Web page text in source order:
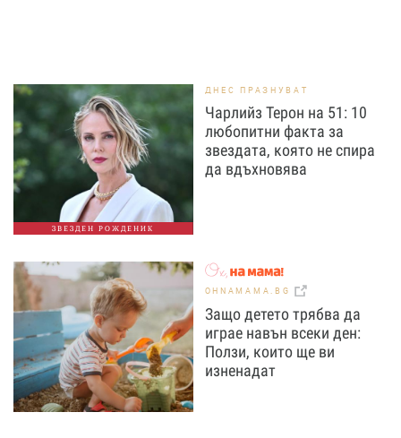
ЗВЕЗДЕН РОЖДЕНИК
ДНЕС ПРАЗНУВАТ
Чарлийз Терон на 51: 10
любопитни факта за
звездата, която не спира
да вдъхновява
OHNAMAMA.BG
Защо детето трябва да
играе навън всеки ден:
Ползи, които ще ви
изненадат